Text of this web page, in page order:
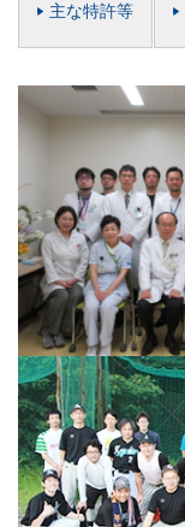
主な特許等